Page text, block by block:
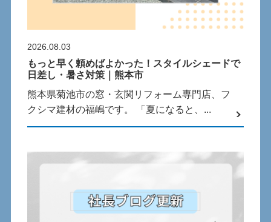
2026.08.03
もっと早く頼めばよかった！スタイルシェードで
日差し・暑さ対策｜熊本市
熊本県菊池市の窓・玄関リフォーム専門店、フ
クシマ建材の福嶋です。 「夏になると、...